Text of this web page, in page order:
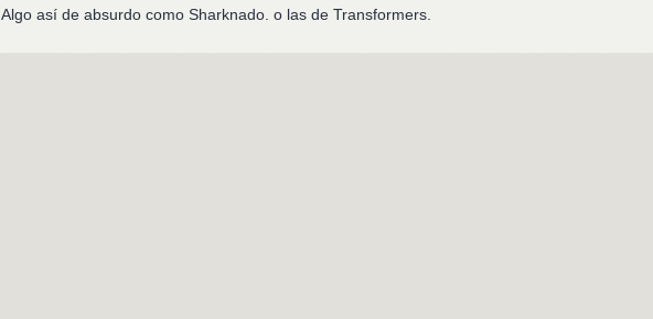
Algo así de absurdo como Sharknado. o las de Transformers.